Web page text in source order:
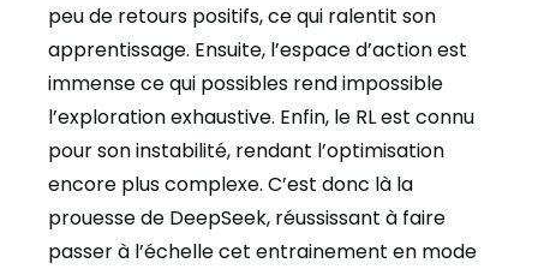
peu de retours positifs, ce qui ralentit son
apprentissage. Ensuite, l’espace d’action est
immense ce qui possibles rend impossible
l’exploration exhaustive. Enfin, le RL est connu
pour son instabilité, rendant l’optimisation
encore plus complexe. C’est donc là la
prouesse de DeepSeek, réussissant à faire
passer à l’échelle cet entrainement en mode